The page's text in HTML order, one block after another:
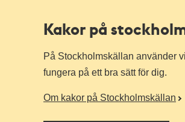
Kakor på
På Stockholmskällan använder
fungera på ett bra sätt för dig.
Om kakor på Stockholmskällan